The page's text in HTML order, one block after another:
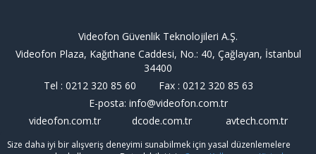
Videofon Güvenlik Teknolojileri A.Ş.
Videofon Plaza, Kağıthane Caddesi, No.: 40, Çağlayan, İstanbul
34400
Tel : 0212 320 85 60 Fax : 0212 320 85 63
E-posta: info@videofon.com.tr
videofon.com.tr dcode.com.tr avtech.com.tr
Size daha iyi bir alışveriş deneyimi sunabilmek için yasal düzenlemelere